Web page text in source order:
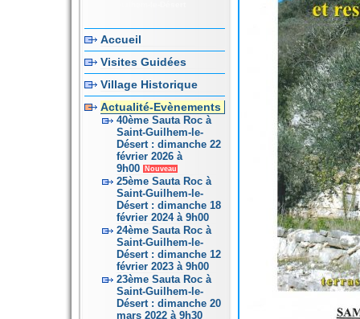
Accueil
Visites Guidées
Village Historique
Actualité-Evènements
40ème Sauta Roc à
Saint-Guilhem-le-
Désert : dimanche 22
février 2026 à
9h00
Nouveau
25ème Sauta Roc à
Saint-Guilhem-le-
Désert : dimanche 18
février 2024 à 9h00
24ème Sauta Roc à
Saint-Guilhem-le-
Désert : dimanche 12
février 2023 à 9h00
23ème Sauta Roc à
Saint-Guilhem-le-
Désert : dimanche 20
mars 2022 à 9h30